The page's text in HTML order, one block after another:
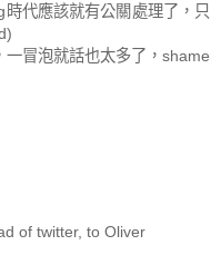
代應該就有公關處理了，只
冒泡就話也太多了，shame
of twitter, to Oliver